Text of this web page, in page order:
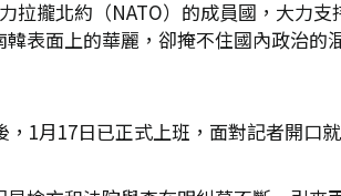
拉攏北約（NATO）的成員國，大力
表面上的華麗，卻掩不住國內政治的
1月17日已正式上班，面對記者開口